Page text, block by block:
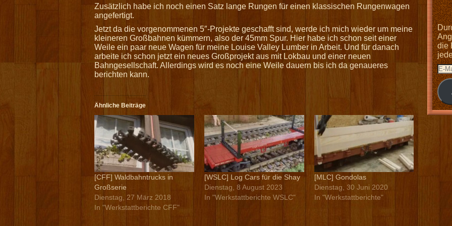
Zusätzlich habe ich noch einen Satz lange Rungen für einen klassischen Rungenwagen
angefertigt.
Jetzt da die vorgenommenen 5″-Projekte geschafft sind, werde ich mich wieder um meine
kleineren Großbahnen kümmern, also der 45mm Spur. Hier habe ich schon seit einer
Weile ein paar neue Wagen für meine Louise Valley Lumber in Arbeit. Und für danach
arbeite ich schon jetzt ein neues Großprojekt aus mit Lokbau und einer neuen
Bahngesellschaft. Allerdings wird es noch eine Weile dauern bis ich da genaueres
berichten kann.
Ähnliche Beiträge
[CFF] Waldbahntrucks in
Großserie
Dienstag, 27 März 2018
In "Werkstattberichte CFF"
[WSLC] Log Cars für die Shay
Dienstag, 8 August 2023
In "Werkstattberichte WSLC"
[MLC] Gondolas
Dienstag, 30 Juni 2020
In "Werkstattberichte"
die